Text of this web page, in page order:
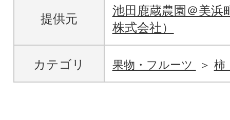
提供元
池田鹿蔵農園＠美浜
株式会社）
カテゴリ 果物・フルーツ 柿